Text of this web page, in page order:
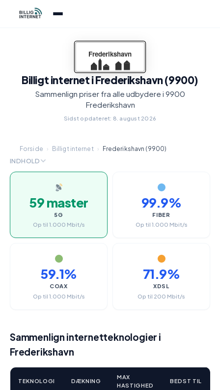
Billigt internet i Frederikshavn (9900)
Sammenlign priser fra alle udbydere i 9900
Frederikshavn
Sidst opdateret: 8. august 2026
Forside › Billigt internet › Frederikshavn (9900)
INDHOLD
59 master
5G
Op til 1.000 Mbit/s
99.9%
FIBER
Op til 1.000 Mbit/s
59.1%
COAX
Op til 1.000 Mbit/s
71.9%
XDSL
Op til 200 Mbit/s
Sammenlign internetteknologier i
Frederikshavn
TEKNOLOGI DÆKNING
MAX
HASTIGHED
BEDST TIL